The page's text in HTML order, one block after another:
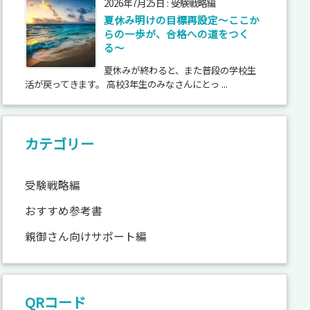
2026年7月25日 : 受験戦略編
夏休み明けの目標再設定〜ここか
らの一歩が、合格への道をつく
る〜
夏休みが終わると、また普段の学校生
活が戻ってきます。 高校3年生のみなさんにとっ ...
カテゴリー
受験戦略編
おすすめ参考書
親御さん向けサポート編
QRコード